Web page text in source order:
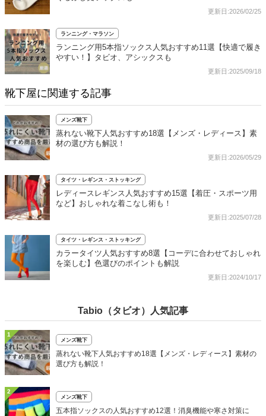
更新日:2026/02/25
ランニング・マラソン
ランニング用5本指ソックス人気おすすめ11選【快適で履き
やすい！】タビオ、アシックスも
更新日:2025/09/18
靴下屋に関連する記事
メンズ靴下
蒸れない靴下人気おすすめ18選【メンズ・レディース】素
材の選び方も解説！
更新日:2026/05/29
タイツ・レギンス・ストッキング
レディースレギンス人気おすすめ15選【着圧・スポーツ用
など】おしゃれな着こなし術も！
更新日:2025/07/28
タイツ・レギンス・ストッキング
カラータイツ人気おすすめ8選【コーデに合わせておしゃれ
を楽しむ】色選びのポイントも解説
更新日:2024/10/17
Tabio（タビオ）人気記事
1
メンズ靴下
蒸れない靴下人気おすすめ18選【メンズ・レディース】素材の
選び方も解説！
2
メンズ靴下
五本指ソックスの人気おすすめ12選！消臭機能や寒さ対策に